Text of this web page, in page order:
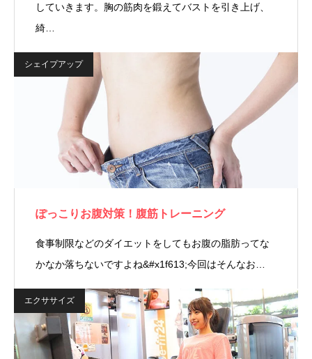
していきます。胸の筋肉を鍛えてバストを引き上げ、
綺…
シェイプアップ
ぽっこりお腹対策！腹筋トレーニング
食事制限などのダイエットをしてもお腹の脂肪ってな
かなか落ちないですよね&#x1f613;今回はそんなお…
エクササイズ